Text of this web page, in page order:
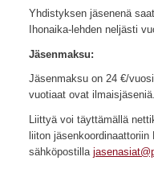
Yhdistyksen jäsenenä
Ihonaika-lehden neljästi
Jäsenmaksu:
Jäsenmaksu on 24 €/
vuotiaat ovat ilmaisjäseniä.
Liittyä voi täyttämällä
liiton
sähköpostilla